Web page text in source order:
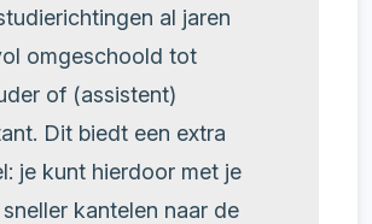
al jaren
omgeschoold tot
of (assistent)
Dit biedt een extra
je kunt hierdoor met je
kantelen naar de